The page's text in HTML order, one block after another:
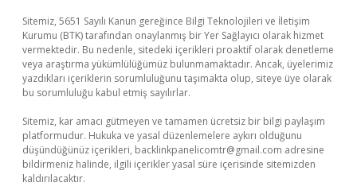
Sitemiz, 5651 Sayılı Kanun gereğince Bilgi Teknolojileri ve İletişim
Kurumu (BTK) tarafından onaylanmış bir Yer Sağlayıcı olarak hizmet
vermektedir. Bu nedenle, sitedeki içerikleri proaktif olarak denetleme
veya araştırma yükümlülüğümüz bulunmamaktadır. Ancak, üyelerimiz
yazdıkları içeriklerin sorumluluğunu taşımakta olup, siteye üye olarak
bu sorumluluğu kabul etmiş sayılırlar.
Sitemiz, kar amacı gütmeyen ve tamamen ücretsiz bir bilgi paylaşım
platformudur. Hukuka ve yasal düzenlemelere aykırı olduğunu
düşündüğünüz içerikleri, backlinkpanelicomtr@gmail.com adresine
bildirmeniz halinde, ilgili içerikler yasal süre içerisinde sitemizden
kaldırılacaktır.